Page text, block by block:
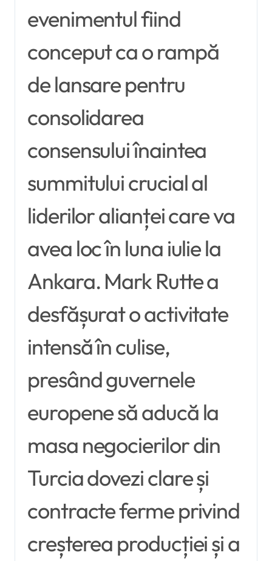
evenimentul fiind
conceput ca o rampă
de lansare pentru
consolidarea
consensului înaintea
summitului crucial al
liderilor alianței care va
avea loc în luna iulie la
Ankara. Mark Rutte a
desfășurat o activitate
intensă în culise,
presând guvernele
europene să aducă la
masa negocierilor din
Turcia dovezi clare și
contracte ferme privind
creșterea producției și a